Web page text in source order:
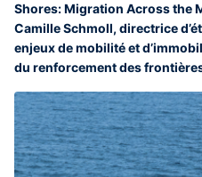
Shores: Migration Across the
Camille Schmoll, directrice
enjeux de mobilité et
du renforcement des